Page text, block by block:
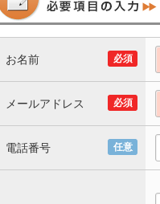
必須
お名前
必須
メールアドレス
任意
電話番号